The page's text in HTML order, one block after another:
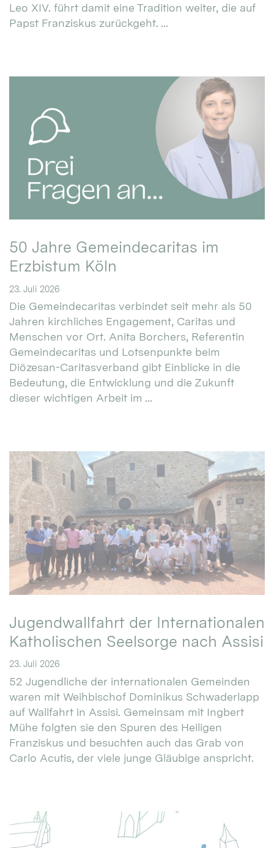
Leo XIV. führt damit eine Tradition weiter, die auf
Papst Franziskus zurückgeht. ...
50 Jahre Gemeindecaritas im
Erzbistum Köln
23. Juli 2026
Die Gemeindecaritas verbindet seit mehr als 50
Jahren kirchliches Engagement, Caritas und
Menschen vor Ort. Anita Borchers, Referentin
Gemeindecaritas und Lotsenpunkte beim
Diözesan-Caritasverband gibt Einblicke in die
Bedeutung, die Entwicklung und die Zukunft
dieser wichtigen Arbeit im ...
Jugendwallfahrt der Internationalen
Katholischen Seelsorge nach Assisi
23. Juli 2026
52 Jugendliche der internationalen Gemeinden
waren mit Weihbischof Dominikus Schwaderlapp
auf Wallfahrt in Assisi. Gemeinsam mit Ingbert
Mühe folgten sie den Spuren des Heiligen
Franziskus und besuchten auch das Grab von
Carlo Acutis, der viele junge Gläubige anspricht.